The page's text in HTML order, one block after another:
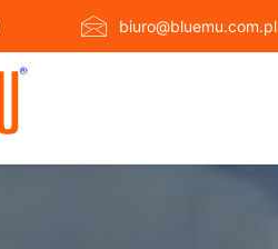
biuro@bluemu.com.pl